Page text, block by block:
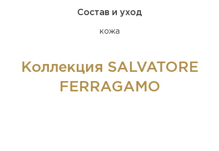
Состав и уход
кожа
Коллекция SALVATORE
FERRAGAMO